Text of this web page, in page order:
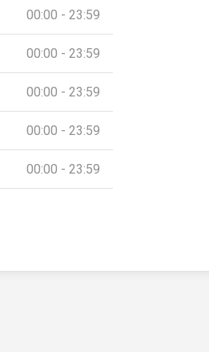
00:00 - 23:59
00:00 - 23:59
00:00 - 23:59
00:00 - 23:59
00:00 - 23:59